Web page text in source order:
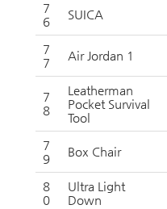
7
6
SUICA
7
7
Air Jordan 1
7
8
Leatherman
Pocket Survival
Tool
7
9
Box Chair
8
0
Ultra Light
Down